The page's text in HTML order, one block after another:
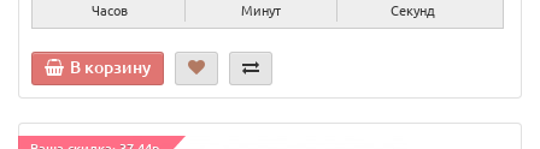
Часов Минут Секунд
В корзину